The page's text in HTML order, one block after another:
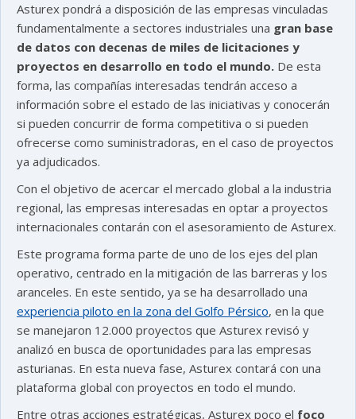
Asturex pondrá a disposición de las empresas vinculadas
fundamentalmente a sectores industriales una gran base
de datos con decenas de miles de licitaciones y
proyectos en desarrollo en todo el mundo. De esta
forma, las compañías interesadas tendrán acceso a
información sobre el estado de las iniciativas y conocerán
si pueden concurrir de forma competitiva o si pueden
ofrecerse como suministradoras, en el caso de proyectos
ya adjudicados.
Con el objetivo de acercar el mercado global a la industria
regional, las empresas interesadas en optar a proyectos
internacionales contarán con el asesoramiento de Asturex.
Este programa forma parte de uno de los ejes del plan
operativo, centrado en la mitigación de las barreras y los
aranceles. En este sentido, ya se ha desarrollado una
experiencia piloto en la zona del Golfo Pérsico, en la que
se manejaron 12.000 proyectos que Asturex revisó y
analizó en busca de oportunidades para las empresas
asturianas. En esta nueva fase, Asturex contará con una
plataforma global con proyectos en todo el mundo.
Entre otras acciones estratégicas, Asturex poco el foco